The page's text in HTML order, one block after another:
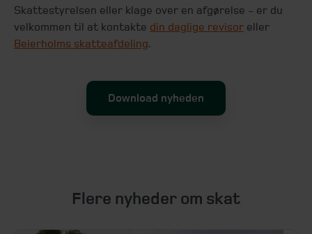
Skattestyrelsen eller klage over en afgørelse - er du
velkommen til at kontakte din daglige revisor eller
Beierholms skatteafdeling.
Download nyheden
Flere nyheder om skat